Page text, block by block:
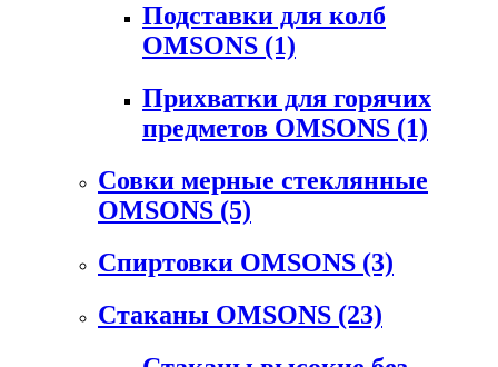
Подставки для колб
OMSONS (1)
Прихватки для горячих
предметов OMSONS (1)
Совки мерные стеклянные
OMSONS (5)
Спиртовки OMSONS (3)
Стаканы OMSONS (23)